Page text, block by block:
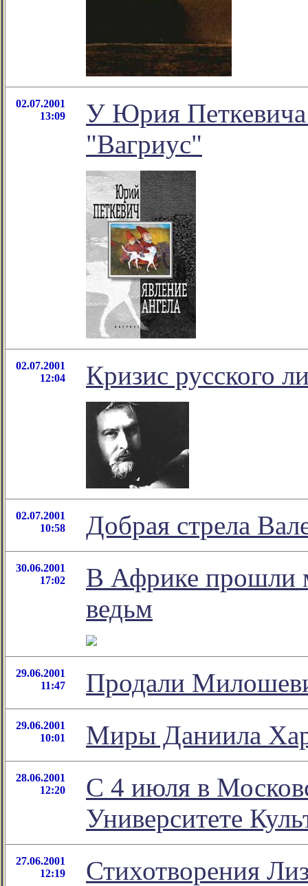
02.07.2001
13:09
У Юрия Петкевича
"Вагриус"
02.07.2001
12:04
Кризис русского
02.07.2001
10:58
Добрая стрела
30.06.2001
17:02
В Африке прошли
ведьм
29.06.2001
11:47
Продали
29.06.2001
10:01
Миры Даниила
28.06.2001
12:20
С 4 июля в
Университете
27.06.2001
12:19
Стихотворения